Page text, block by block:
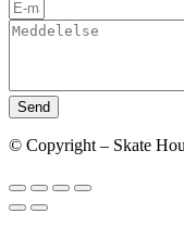
Send
© Copyright – Skate